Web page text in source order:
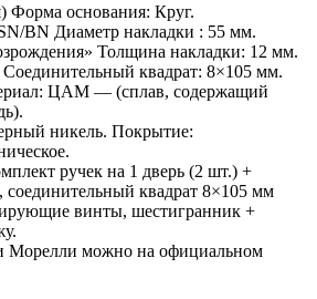
Форма основания: Круг.
BN Диаметр накладки : 55 мм.
Толщина накладки: 12 мм.
квадрат: 8×105 мм.
ЦАМ — (сплав, содержащий
никель. Покрытие:
ручек на 1 дверь (2 шт.) +
квадрат 8×105 мм
винты, шестигранник +
Морелли можно на официальном